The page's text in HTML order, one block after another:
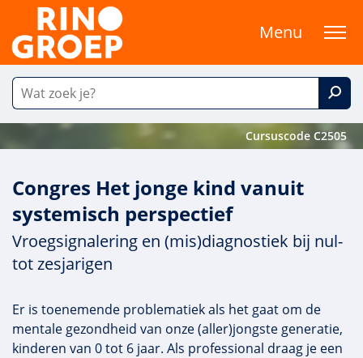
Menu
Cursuscode C2505
Congres Het jonge kind vanuit
systemisch perspectief
Vroegsignalering en (mis)diagnostiek bij nul-
tot zesjarigen
Er is toenemende problematiek als het gaat om de
mentale gezondheid van onze (aller)jongste generatie,
kinderen van 0 tot 6 jaar. Als professional draag je een